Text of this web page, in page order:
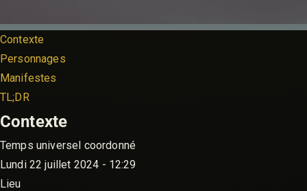
Contexte
Personnages
Manifestes
TL;DR
Contexte
Temps universel coordonné
Lundi 22 juillet 2024 - 12:29
Lieu